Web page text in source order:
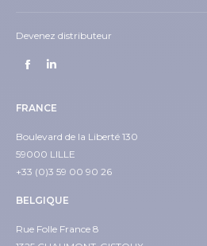
Devenez distributeur
Trouvez nous sur :
opens
in
new
window
opens
in
new
window
FRANCE
Boulevard de la Liberté 130
59000 LILLE
+33 (0)3 59 00 90 26
BELGIQUE
Rue Folle France 8